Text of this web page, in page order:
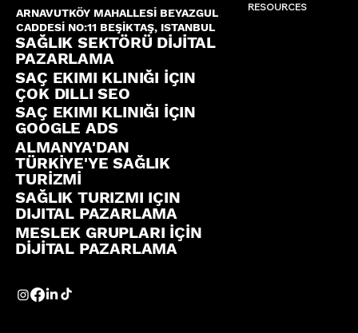
ARNAVUTKÖY MAHALLESİ BEYAZGUL
CADDESİ NO:11 BEŞİKTAŞ, ISTANBUL
SAĞLIK SEKTÖRÜ DİJİTAL
PAZARLAMA
SAÇ EKIMI KLINIĞI İÇIN
ÇOK DILLI SEO
SAÇ EKIMI KLINIĞI İÇIN
GOOGLE ADS
ALMANYA'DAN
TÜRKİYE'YE SAĞLIK
TURİZMİ
SAĞLIK TURIZMI IÇIN
DIJITAL PAZARLAMA
MESLEK GRUPLARI İÇİN
DİJİTAL PAZARLAMA
RESOURCES